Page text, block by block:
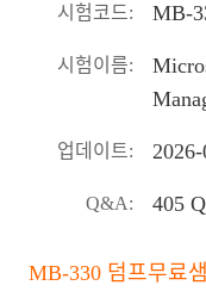
시험코드: MB-
시험이름:
업데이트:
Q&A: 405
MB-330 덤프무료